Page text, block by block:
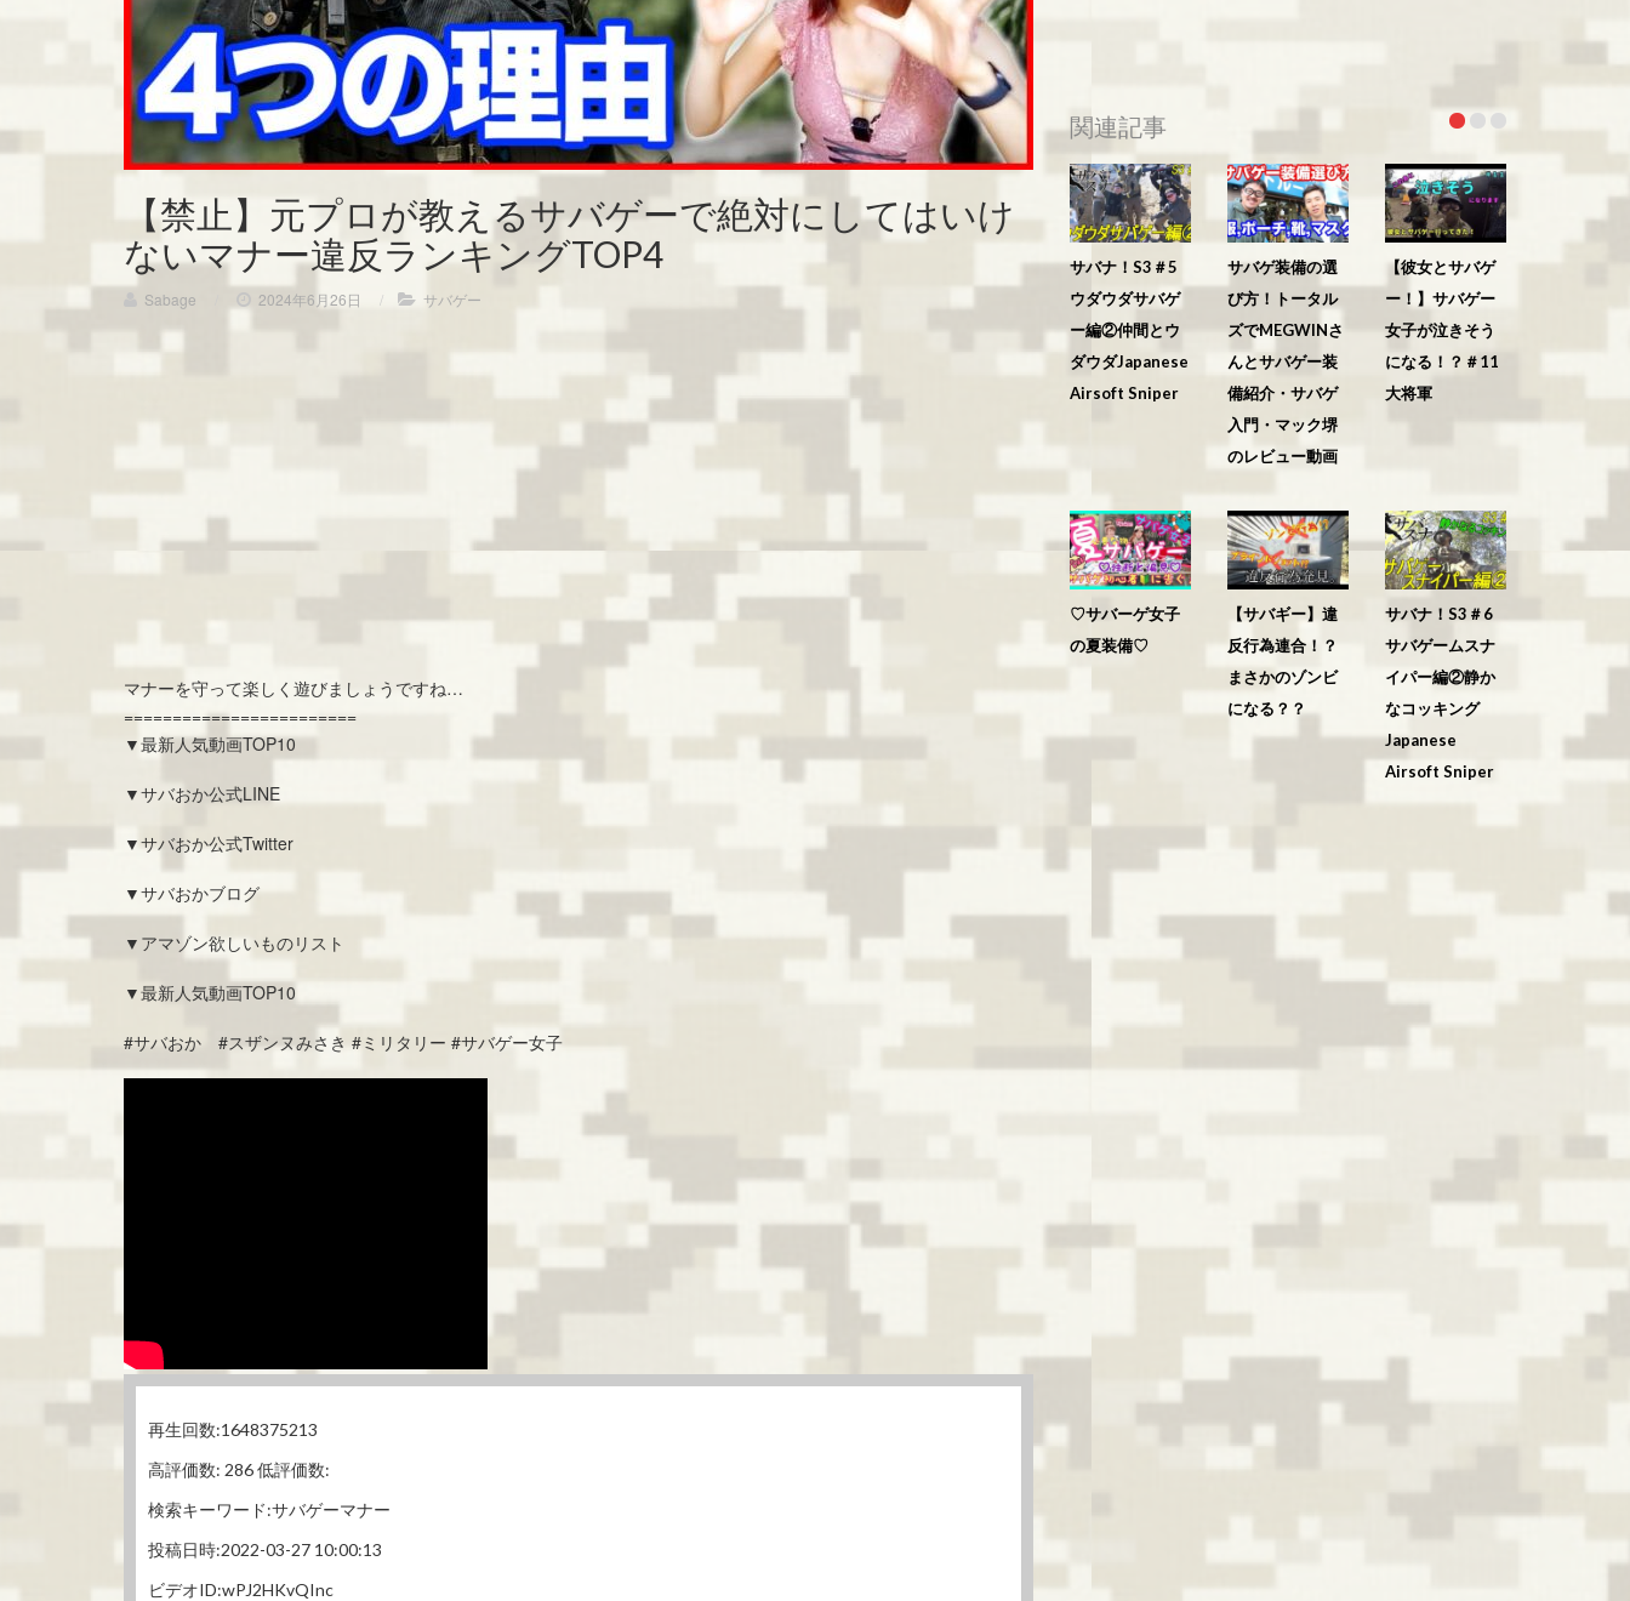
【禁止】元プロが教えるサバゲーで絶対にしてはいけ
ないマナー違反ランキングTOP4
Sabage 2024年6月26日 / サバゲー
マナーを守って楽しく遊びましょうですね…
========================
▼最新人気動画TOP10
▼サバおか公式LINE
▼サバおか公式Twitter
▼サバおかブログ
▼アマゾン欲しいものリスト
▼最新人気動画TOP10
#サバおか #スザンヌみさき #ミリタリー #サバゲー女子
再生回数:1648375213
高評価数: 286 低評価数:
検索キーワード:サバゲーマナー
投稿日時:2022-03-27 10:00:13
ビデオID:wPJ2HKvQInc
関連記事
サバナ！S3＃5
ウダウダサバゲ
ー編②仲間とウ
ダウダJapanese
Airsoft Sniper
サバゲ装備の選
び方！トータル
ズでMEGWINさ
んとサバゲー装
備紹介・サバゲ
入門・マック堺
のレビュー動画
【彼女とサバゲ
ー！】サバゲー
女子が泣きそう
になる！？＃11
大将軍
♡サバーゲ女子
の夏装備♡
【サバギー】違
反行為連合！？
まさかのゾンビ
になる？？
サバナ！S3＃6
サバゲームスナ
イパー編②静か
なコッキング
Japanese
Airsoft Sniper